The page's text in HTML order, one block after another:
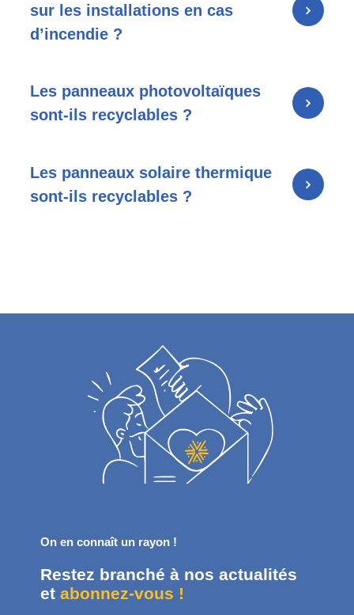
sur les installations en cas
d’incendie ?
Les panneaux photovoltaïques
sont-ils recyclables ?
Les panneaux solaire thermique
sont-ils recyclables ?
On en connaît un rayon !
Restez branché à nos actualités
etabonnez-vous !